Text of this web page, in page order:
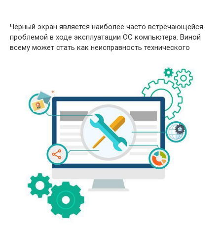
Черный экран является наиболее часто встречающейся
проблемой в ходе эксплуатации ОС компьютера. Виной
всему может стать как неисправность технического